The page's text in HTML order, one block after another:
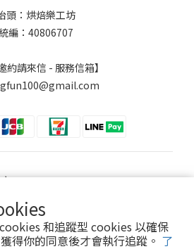
和追蹤型 cookies 以確保
得你的同意後才會執行追蹤。 了
頭：烘焙樂工坊
編：40806707
約請來信 - 服務信箱】